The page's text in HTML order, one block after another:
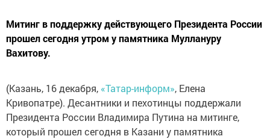
Митинг в поддержку действующего Президента России
прошел сегодня утром у памятника Муллануру
Вахитову.
(Казань, 16 декабря, «Татар-информ», Елена
Кривопатре). Десантники и пехотинцы поддержали
Президента России Владимира Путина на митинге,
который прошел сегодня в Казани у памятника